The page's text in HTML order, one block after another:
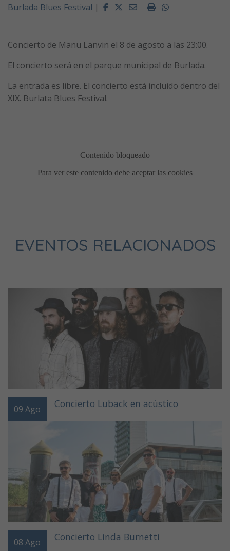
Burlada Blues Festival | FacebookTwitterEmailImprimirWhatsapp
Concierto de Manu Lanvin el 8 de agosto a las 23:00.
El concierto será en el parque municipal de Burlada.
La entrada es libre. El concierto está incluido dentro del
XIX. Burlata Blues Festival.
EVENTOS RELACIONADOS
09 Ago Concierto Luback en acústico
08 Ago Concierto Linda Burnetti